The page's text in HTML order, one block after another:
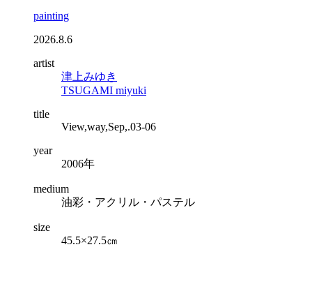
painting
2026.8.6
artist
津上みゆき
TSUGAMI miyuki
title
View,way,Sep,.03-06
year
2006年
medium
油彩・アクリル・パステル
size
45.5×27.5㎝